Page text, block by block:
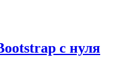
с нуля